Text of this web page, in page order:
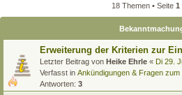
18 Themen • Seite 1
Erweiterung der Kriterien zur
Letzter Beitrag von Heike Ehrle « Di 29.
Verfasst in Ankündigungen & Fragen zum
Antworten: 3